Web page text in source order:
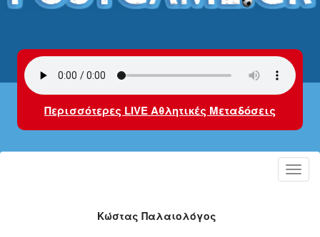
Περισσότερες LIVE Αθλητικές Μεταδόσεις
Κώστας Παλαιολόγος